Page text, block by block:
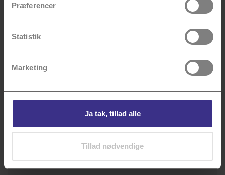
Du kan se en liste over alle vores tredjeparter her.
persondatapolitik
Præferencer
Statistik
Marketing
Ja tak, tillad alle
Tillad nødvendige
Tlf. 33 89 00 00 •Åbningstider